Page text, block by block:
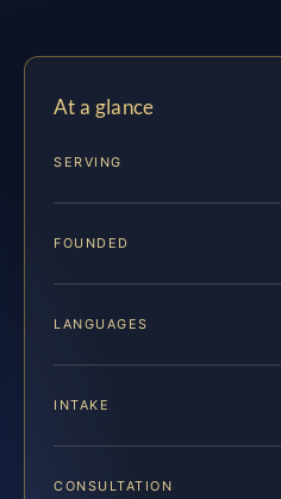
At a glance
SERVING
FOUNDED
LANGUAGES
INTAKE
CONSULTATION